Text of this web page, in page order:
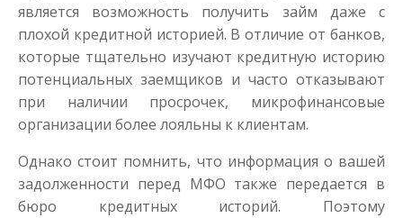
является возможность получить займ даже с
плохой кредитной историей. В отличие от банков,
которые тщательно изучают кредитную историю
потенциальных заемщиков и часто отказывают
при наличии просрочек, микрофинансовые
организации более лояльны к клиентам.
Однако стоит помнить, что информация о вашей
задолженности перед МФО также передается в
бюро кредитных историй. Поэтому